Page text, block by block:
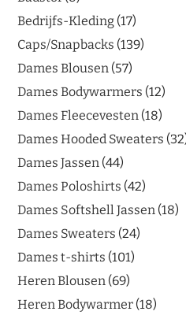
Bedrijfs-Kleding 17
Caps/Snapbacks 139
Dames Blousen 57
Dames Bodywarmers 12
Dames Fleecevesten 18
Dames Hooded Sweaters 32
Dames Jassen 44
Dames Poloshirts 42
Dames Softshell Jassen 18
Dames Sweaters 24
Dames t-shirts 101
Heren Blousen 69
Heren Bodywarmer 18